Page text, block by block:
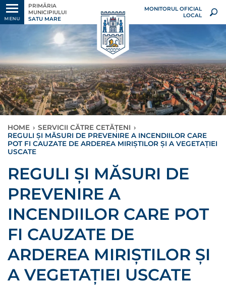
MENU
PRIMĂRIA
MUNICIPIULUI
SATU MARE
MONITORUL OFICIAL
LOCAL
HOME › SERVICII CĂTRE CETĂȚENI ›
REGULI ȘI MĂSURI DE PREVENIRE A INCENDIILOR CARE
POT FI CAUZATE DE ARDEREA MIRIȘTILOR ȘI A VEGETAȚIEI
USCATE
REGULI ȘI MĂSURI DE
PREVENIRE A
INCENDIILOR CARE POT
FI CAUZATE DE
ARDEREA MIRIȘTILOR ȘI
A VEGETAȚIEI USCATE